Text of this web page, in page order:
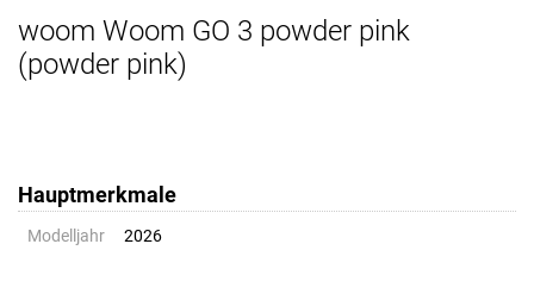
woom Woom GO 3 powder pink
(powder pink)
Hauptmerkmale
Modelljahr 2026